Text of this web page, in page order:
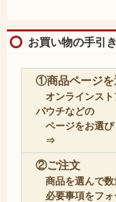
お買い物の手引き
①商品ページを
オンラインスト
パウチなどの
ページをお選び
⇒
②ご注文
商品を選んで数
必要事項をフォ